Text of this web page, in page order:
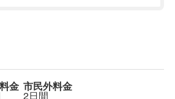
金 市民外料金
2日間